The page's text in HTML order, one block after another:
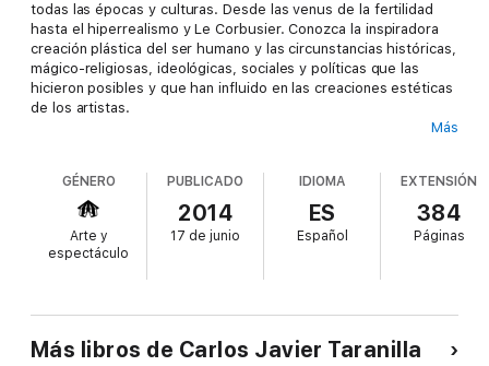
todas las épocas y culturas. Desde las venus de la fertilidad
hasta el hiperrealismo y Le Corbusier. Conozca la inspiradora
creación plástica del ser humano y las circunstancias históricas,
mágico-religiosas, ideológicas, sociales y políticas que las
hicieron posibles y que han influido en las creaciones estéticas
de los artistas.
Desde el inicio de los tiempos el hombre ha expresado a través
del arte su manera de vivir y de sentir.
Breve historia del Arte le descubrirá el arte universal en todas
sociales y políticas que las hicieron posibles y que han influido
Más
GÉNERO
Arte y
espectáculo
PUBLICADO
2014
17 de junio
IDIOMA
ES
Español
EXTENSIÓN
384
Páginas
Más libros de Carlos Javier Taranilla